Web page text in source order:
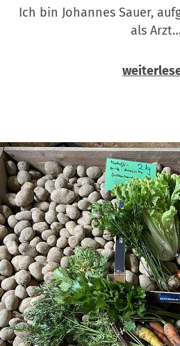
Ich bin Johannes Sauer,
als